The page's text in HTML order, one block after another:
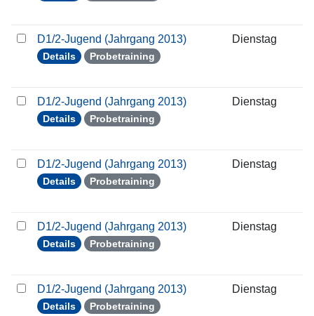
D1/2-Jugend (Jahrgang 2013)
Details Probetraining
Dienstag
D1/2-Jugend (Jahrgang 2013)
Details Probetraining
Dienstag
D1/2-Jugend (Jahrgang 2013)
Details Probetraining
Dienstag
D1/2-Jugend (Jahrgang 2013)
Details Probetraining
Dienstag
D1/2-Jugend (Jahrgang 2013)
Details Probetraining
Dienstag